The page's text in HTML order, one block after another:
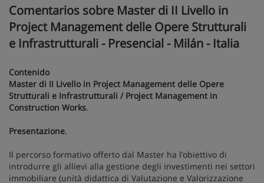
Comentarios sobre Master di II Livello in
Project Management delle Opere Strutturali
e Infrastrutturali - Presencial - Milán - Italia
Contenido
Master di II Livello in Project Management delle Opere
Strutturali e Infrastrutturali / Project Management in
Construction Works.
Presentazione.
Il percorso formativo offerto dal Master ha l’obiettivo di
introdurre gli allievi alla gestione degli investimenti nei settori
immobiliare (unità didattica di Valutazione e Valorizzazione